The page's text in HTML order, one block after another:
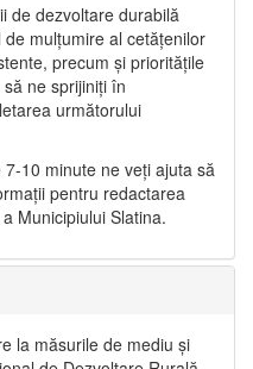
de dezvoltare durabilă
mulțumire al cetățenilor
precum și prioritățile
ne sprijiniți în
următorului
7-10 minute ne veți ajuta să
pentru redactarea
Municipiului Slatina.
la măsurile de mediu și